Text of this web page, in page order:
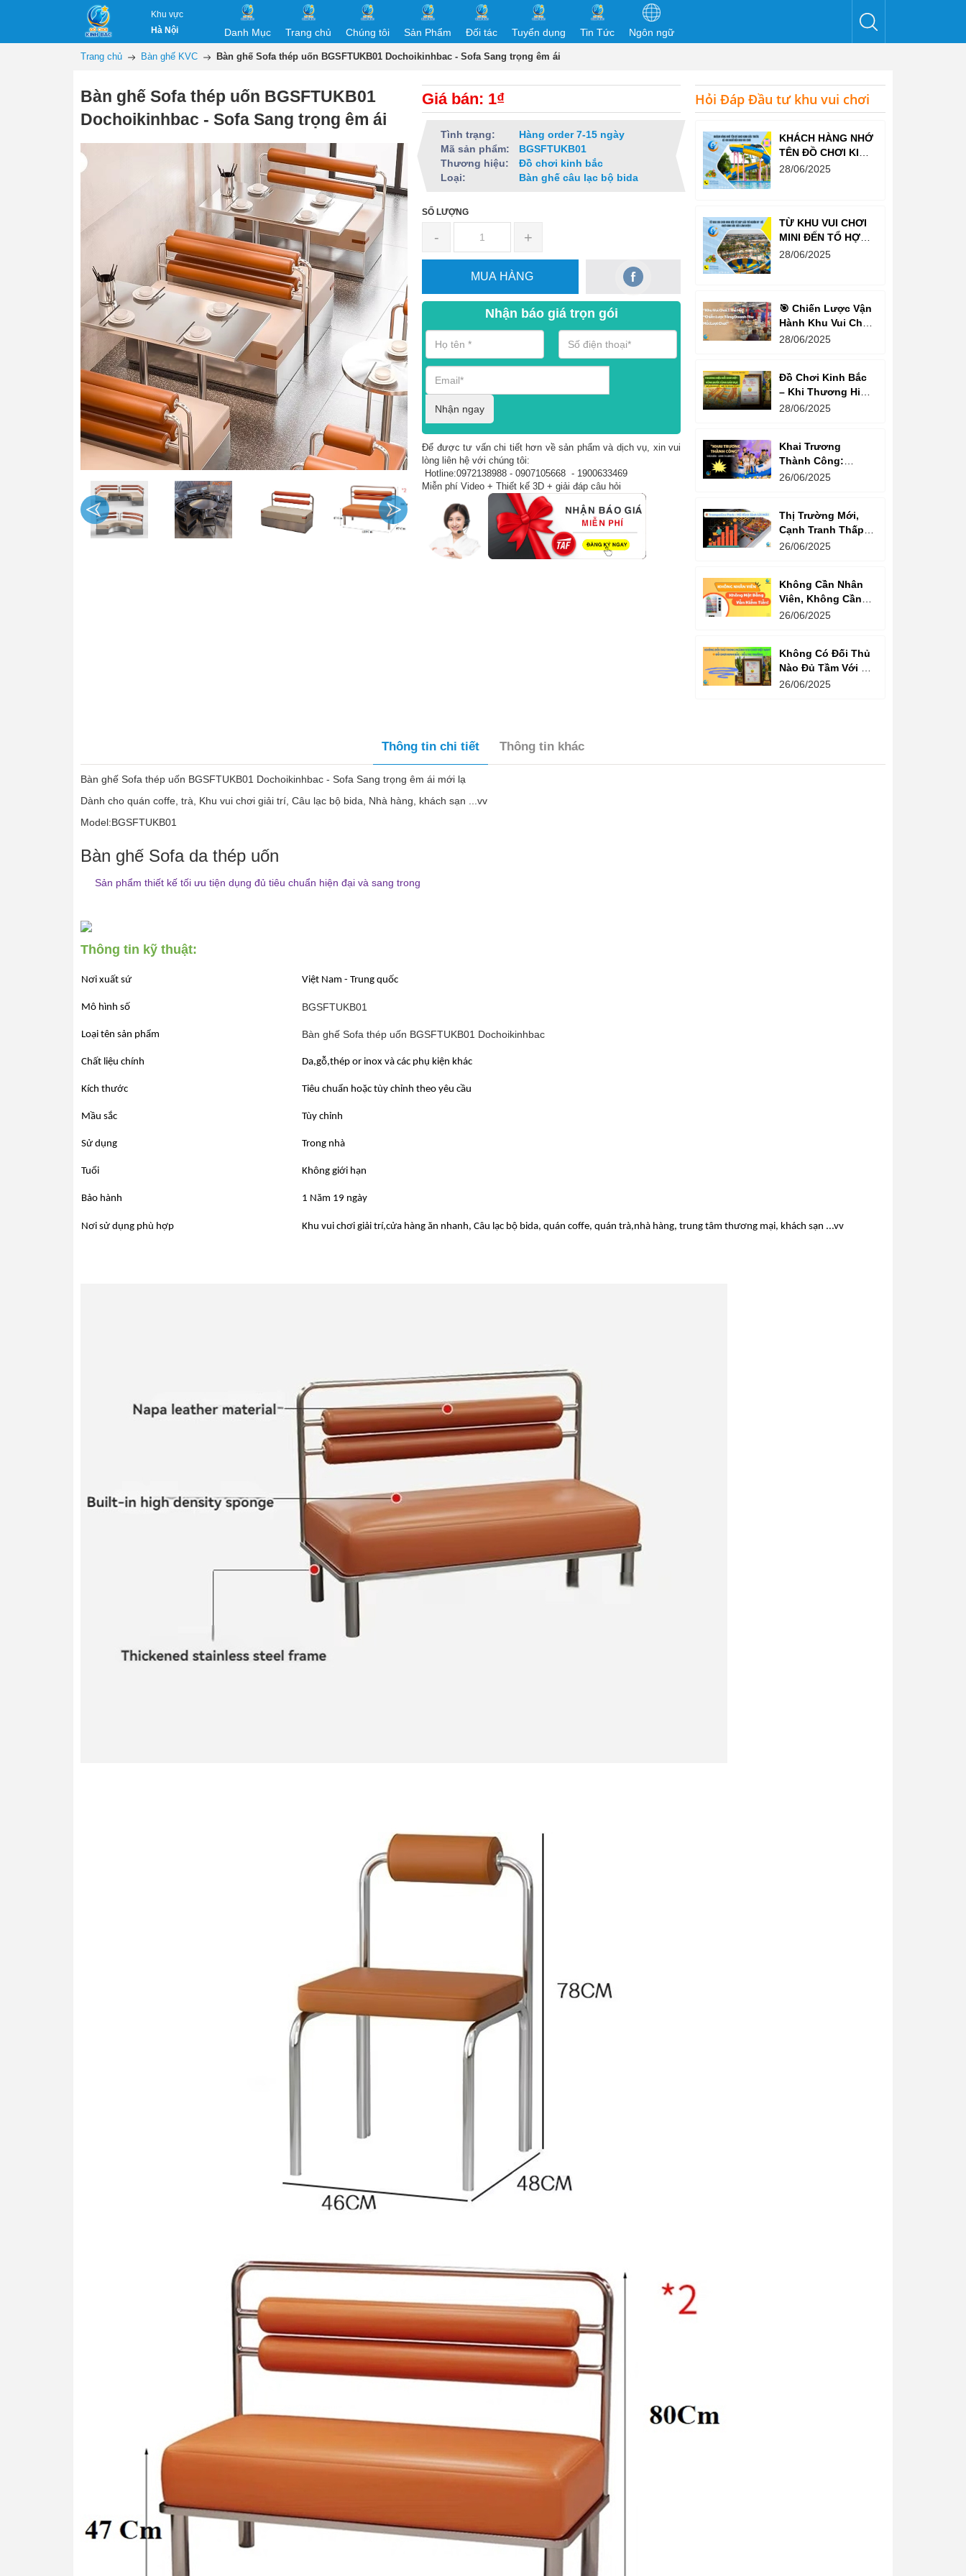
Khu vực
Hà Nội
Danh Mục Trang chủ Chúng tôi Sản Phẩm Đối tác Tuyển dụng Tin Tức Ngôn ngữ
Trang chủ Bàn ghế KVC Bàn ghế Sofa thép uốn BGSFTUKB01 Dochoikinhbac - Sofa Sang trọng êm ái
Bàn ghế Sofa thép uốn BGSFTUKB01
Dochoikinhbac - Sofa Sang trọng êm ái
Giá bán: 1₫
Tình trạng:
Hàng order 7-15 ngày
Mã sản phẩm:
BGSFTUKB01
Thương hiệu:
Đồ chơi kinh bắc
Loại:
Bàn ghế câu lạc bộ bida
SỐ LƯỢNG
- +
MUA HÀNG
Nhận báo giá trọn gói
Nhận ngay
Để được tư vấn chi tiết hơn về sản phẩm và dịch vụ, xin vui
lòng liên hệ với chúng tôi:
Hotline:0972138988 - 0907105668 - 1900633469
Miễn phí Video + Thiết kế 3D + giải đáp câu hỏi
Hỏi Đáp Đầu tư khu vui chơi
KHÁCH HÀNG NHỚ
TÊN ĐỒ CHƠI KINH
BẮC TRƯỚC CẢ
28/06/2025
TỪ KHU VUI CHƠI
MINI ĐẾN TỔ HỢP
GIẢI TRÍ NGHÌN M²
28/06/2025
🎯 Chiến Lược Vận
Hành Khu Vui Chơi
3 Thế Hệ – Tối Đa
28/06/2025
Đồ Chơi Kinh Bắc
– Khi Thương Hiệu
Vững Mạnh Bắt
28/06/2025
Khai Trương
Thành Công:
Khách Nườm
Quyết Là Gì?
26/06/2025
Thị Trường Mới,
Cạnh Tranh Thấp –
Trampoline Park Là
26/06/2025
Không Cần Nhân
Viên, Không Cần
Cửa Hàng – Chỉ
26/06/2025
Không Có Đối Thủ
Nào Đủ Tầm Với Đồ
Chơi Kinh Bắc
26/06/2025
Thông tin chi tiết Thông tin khác
Bàn ghế Sofa thép uốn BGSFTUKB01 Dochoikinhbac - Sofa Sang trọng êm ái mới lạ
Dành cho quán coffe, trà, Khu vui chơi giải trí, Câu lạc bộ bida, Nhà hàng, khách sạn ...vv
Model:BGSFTUKB01
Bàn ghế Sofa da thép uốn
Sản phẩm thiết kế tối ưu tiện dụng đủ tiêu chuẩn hiện đại và sang trong
Thông tin kỹ thuật:
Nơi xuất sứ Việt Nam - Trung quốc
Mô hình số BGSFTUKB01
Loại tên sản phẩm Bàn ghế Sofa thép uốn BGSFTUKB01 Dochoikinhbac
Chất liệu chính Da,gỗ,thép or inox và các phụ kiện khác
Kích thước Tiêu chuẩn hoặc tùy chỉnh theo yêu cầu
Mầu sắc Tùy chỉnh
Sử dụng Trong nhà
Tuổi Không giới hạn
Bảo hành 1 Năm 19 ngày
Nơi sử dụng phù hợp Khu vui chơi giải trí,cửa hàng ăn nhanh, Câu lạc bộ bida, quán coffe, quán trà,nhà hàng, trung tâm thương mại, khách sạn ...vv